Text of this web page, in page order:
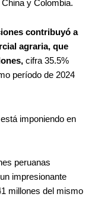
y Colombia.
contribuyó a
agraria, que
cifra 35.5%
período de 2024
imponiendo en
peruanas
impresionante
millones del mismo